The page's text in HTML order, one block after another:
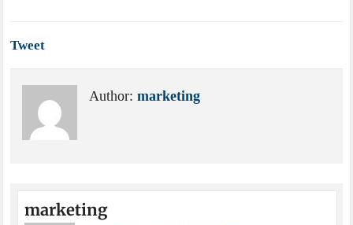
Tweet
Author:marketing
marketing